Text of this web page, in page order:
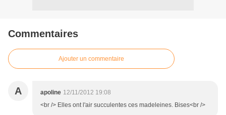
Commentaires
Ajouter un commentaire
A apoline 12/11/2012 19:08
<br /> Elles ont l'air succulentes ces madeleines. Bises<br />